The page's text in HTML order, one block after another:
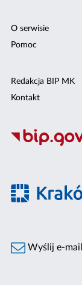
O serwisie
Pomoc
Redakcja BIP MK
Kontakt
Wyślij e-